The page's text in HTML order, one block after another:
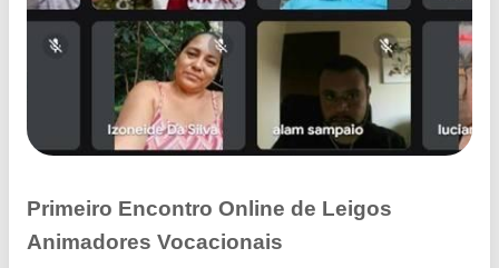
Primeiro Encontro Online de Leigos
Animadores Vocacionais